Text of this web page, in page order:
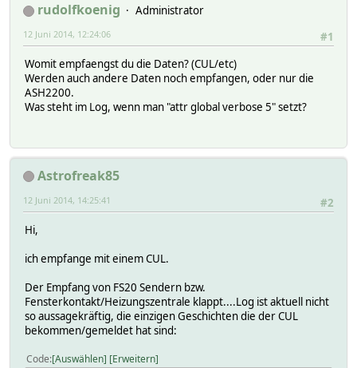
rudolfkoenig
Administrator
#1
12 Juni 2014, 12:24:06
Womit empfaengst du die Daten? (CUL/etc)
Werden auch andere Daten noch empfangen, oder nur die
ASH2200.
Was steht im Log, wenn man "attr global verbose 5" setzt?
Astrofreak85
#2
12 Juni 2014, 14:25:41
Hi,
ich empfange mit einem CUL.
Der Empfang von FS20 Sendern bzw.
Fensterkontakt/Heizungszentrale klappt....Log ist aktuell nicht
so aussagekräftig, die einzigen Geschichten die der CUL
bekommen/gemeldet hat sind:
Code Auswählen Erweitern